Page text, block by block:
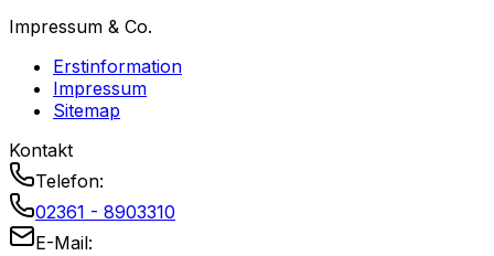
Impressum & Co.
Erstinformation
Impressum
Sitemap
Kontakt
Telefon:
02361 - 8903310
E-Mail: